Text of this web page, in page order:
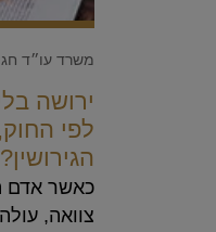
ירושה
לפי
הגירושין?
משרד עו״ד
כאשר אדם
צוואה,